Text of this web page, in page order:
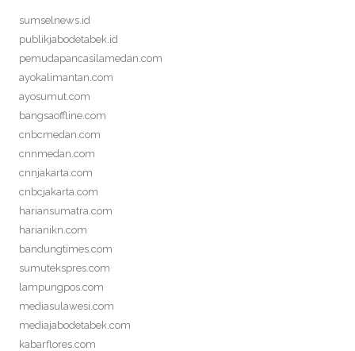
sumselnews.id
publikjabodetabek.id
pemudapancasilamedan.com
ayokalimantan.com
ayosumut.com
bangsaoffline.com
cnbcmedan.com
cnnmedan.com
cnnjakarta.com
cnbcjakarta.com
hariansumatra.com
harianikn.com
bandungtimes.com
sumutekspres.com
lampungpos.com
mediasulawesi.com
mediajabodetabek.com
kabarflores.com